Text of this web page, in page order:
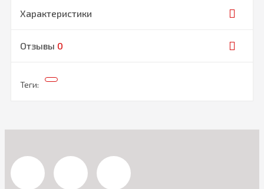
Характеристики
Отзывы 0
Теги: